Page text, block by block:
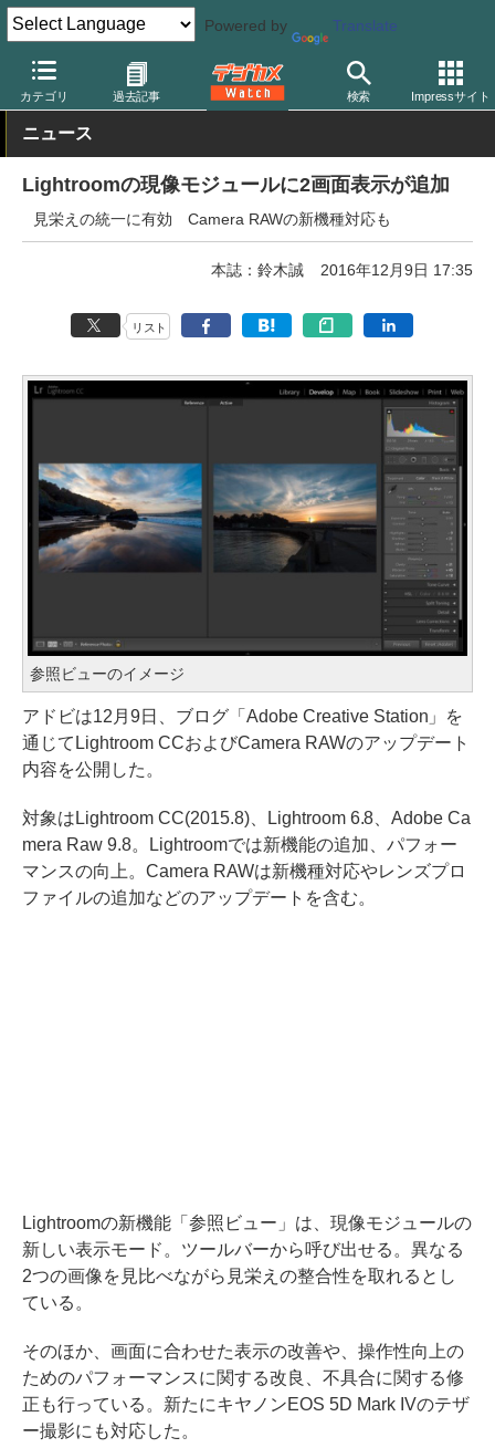
Powered by Translate
カテゴリ 過去記事 検索 Impressサイト
デジカメ Watch PC/モバイル関連 アプリ/ソフトウェア アドビ
ニュース
Lightroomの現像モジュールに2画面表示が追加
見栄えの統一に有効 Camera RAWの新機種対応も
本誌：鈴木誠 2016年12月9日 17:35
リスト
参照ビューのイメージ
アドビは12月9日、ブログ「Adobe Creative Station」を
通じてLightroom CCおよびCamera RAWのアップデート
内容を公開した。
対象はLightroom CC(2015.8)、Lightroom 6.8、Adobe Ca
mera Raw 9.8。Lightroomでは新機能の追加、パフォー
マンスの向上。Camera RAWは新機種対応やレンズプロ
ファイルの追加などのアップデートを含む。
Lightroomの新機能「参照ビュー」は、現像モジュールの
新しい表示モード。ツールバーから呼び出せる。異なる
2つの画像を見比べながら見栄えの整合性を取れるとし
ている。
そのほか、画面に合わせた表示の改善や、操作性向上の
ためのパフォーマンスに関する改良、不具合に関する修
正も行っている。新たにキヤノンEOS 5D Mark IVのテザ
ー撮影にも対応した。